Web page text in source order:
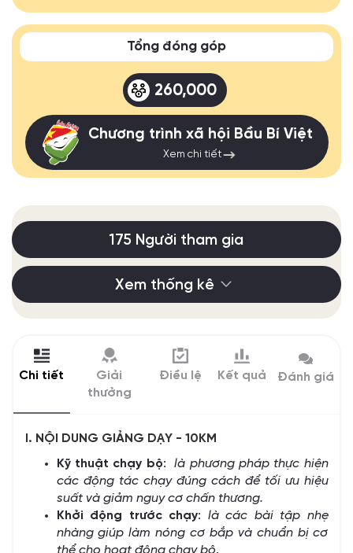
Tổng đóng góp
260,000
Chương trình xã hội Bầu Bí Việt
Xem chi tiết
175 Người tham gia
Xem thống kê
Chi tiết
Giải
thưởng
Điều lệ Kết quả Đánh giá
I. NỘI DUNG GIẢNG DẠY - 10KM
Kỹ thuật chạy bộ:
là phương pháp thực hiện
các động tác chạy đúng cách để tối ưu hiệu
suất và giảm nguy cơ chấn thương.
Khởi động trước chạy: là các bài tập nhẹ
nhàng giúp làm nóng cơ bắp và chuẩn bị cơ
thể cho hoạt động chạy bộ.